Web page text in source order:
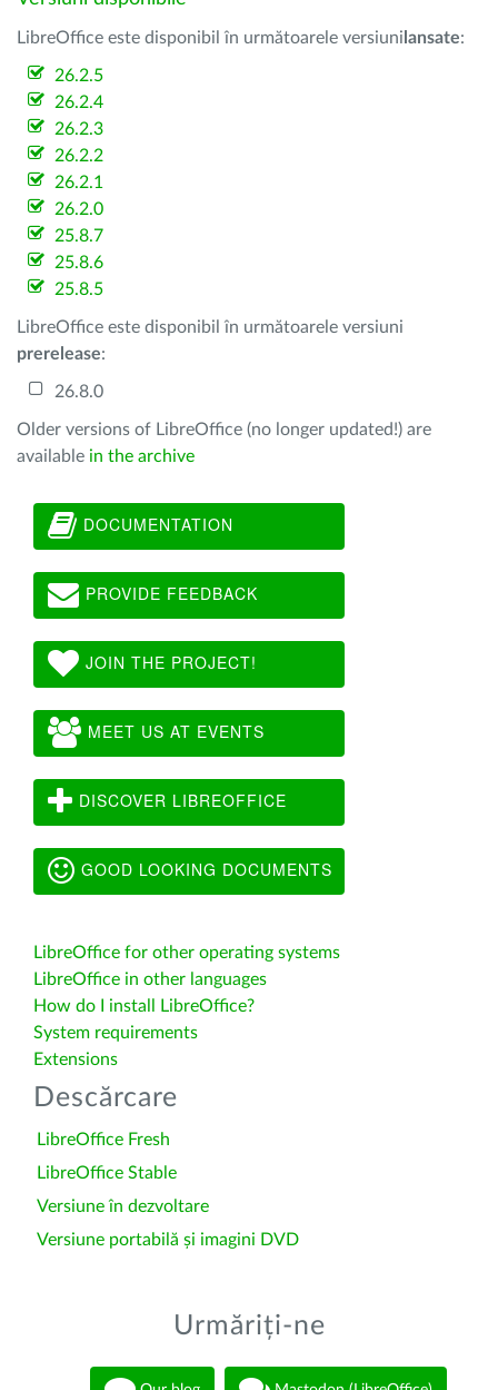
LibreOffice este disponibil în următoarele versiuni lansate:
26.2.5
26.2.4
26.2.3
26.2.2
26.2.1
26.2.0
25.8.7
25.8.6
25.8.5
LibreOffice este disponibil în următoarele versiuni
prerelease:
26.8.0
Older versions of LibreOffice (no longer updated!) are
available in the archive
DOCUMENTATION
PROVIDE FEEDBACK
JOIN THE PROJECT!
MEET US AT EVENTS
DISCOVER LIBREOFFICE
GOOD LOOKING DOCUMENTS
LibreOffice for other operating systems
LibreOffice in other languages
How do I install LibreOffice?
System requirements
Extensions
Descărcare
LibreOffice Fresh
LibreOffice Stable
Versiune în dezvoltare
Versiune portabilă și imagini DVD
Urmăriți-ne